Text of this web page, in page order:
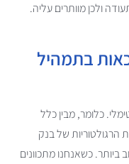
ולכן מוותרים עליה.
בתמהיל
כלומר, מבין כלל
הרגולטוריות של בנק
כשאנחנו מתכוונים